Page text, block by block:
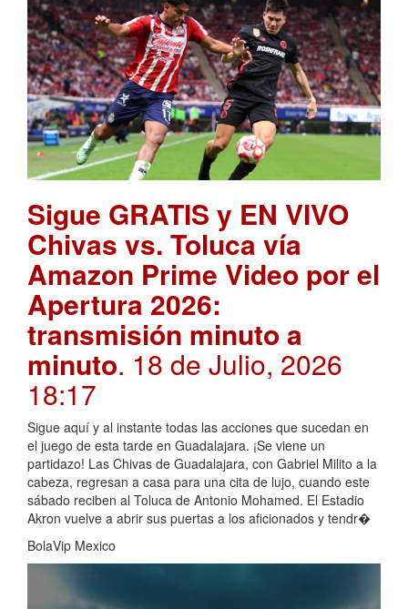
Sigue GRATIS y EN VIVO
Chivas vs. Toluca vía
Amazon Prime Video por el
Apertura 2026:
transmisión minuto a
minuto. 18 de Julio, 2026
18:17
Sigue aquí y al instante todas las acciones que sucedan en
el juego de esta tarde en Guadalajara. ¡Se viene un
partidazo! Las Chivas de Guadalajara, con Gabriel Milito a la
cabeza, regresan a casa para una cita de lujo, cuando este
sábado reciben al Toluca de Antonio Mohamed. El Estadio
Akron vuelve a abrir sus puertas a los aficionados y tendr�
BolaVip Mexico